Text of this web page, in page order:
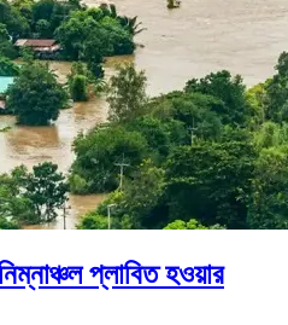
প্লাবিত হওয়ার